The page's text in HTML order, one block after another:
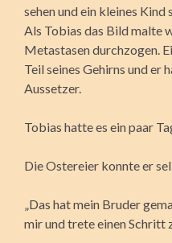
sehen und ein kleines Kind
Als Tobias das Bild malte
Metastasen durchzogen.
Teil seines Gehirns und er
Aussetzer.
Tobias hatte es ein paar
Die Ostereier konnte er
„Das hat mein Bruder
mir und trete einen Schritt